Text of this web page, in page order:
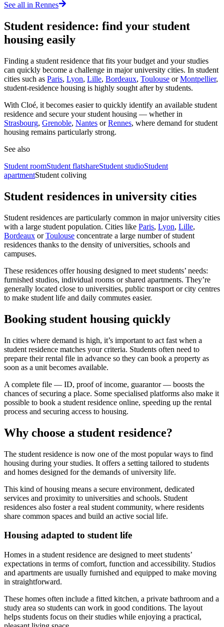
See all in Rennes
Student residence: find your student
housing easily
Finding a student residence that fits your budget and your studies
can quickly become a challenge in major university cities. In student
cities such as Paris, Lyon, Lille, Bordeaux, Toulouse orMontpellier,
student-residence housing is highly sought after by students.
With Cloé, it becomes easier to quickly identify an available student
residence and secure your student housing — whether in
Strasbourg, Grenoble, Nantes orRennes, where demand for student
housing remains particularly strong.
See also
Student roomStudent flatshareStudent studioStudent
apartmentStudent coliving
Student residences in university cities
Student residences are particularly common in major university cities
with a large student population. Cities like Paris, Lyon, Lille,
Bordeaux orToulouse concentrate a large number of student
residences thanks to the density of universities, schools and
campuses.
These residences offer housing designed to meet students’ needs:
furnished studios, individual rooms or shared apartments. They’re
generally located close to universities, public transport or city centres
to make student life and daily commutes easier.
Booking student housing quickly
In cities where demand is high, it’s important to act fast when a
student residence matches your criteria. Students often need to
prepare their rental file in advance so they can book a property as
soon as a unit becomes available.
A complete file — ID, proof of income, guarantor — boosts the
chances of securing a place. Some specialised platforms also make it
possible to book a student residence online, speeding up the rental
process and securing access to housing.
Why choose a student residence?
The student residence is now one of the most popular ways to find
housing during your studies. It offers a setting tailored to students
and homes designed for the demands of university life.
This kind of housing means a secure environment, dedicated
services and proximity to universities and schools. Student
residences also foster a real student community, where residents
share common spaces and build an active social life.
Housing adapted to student life
Homes in a student residence are designed to meet students’
expectations in terms of comfort, function and accessibility. Studios
and apartments are usually furnished and equipped to make moving
in straightforward.
These homes often include a fitted kitchen, a private bathroom and a
study area so students can work in good conditions. The layout
helps students focus on their studies while enjoying a practical,